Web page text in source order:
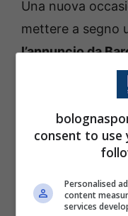
Una nuova
mettere a segno
l’annuncio da
dalla Spagna
Come svelato
calciomercato
qualche colpo
consent to
Personalised
content
services